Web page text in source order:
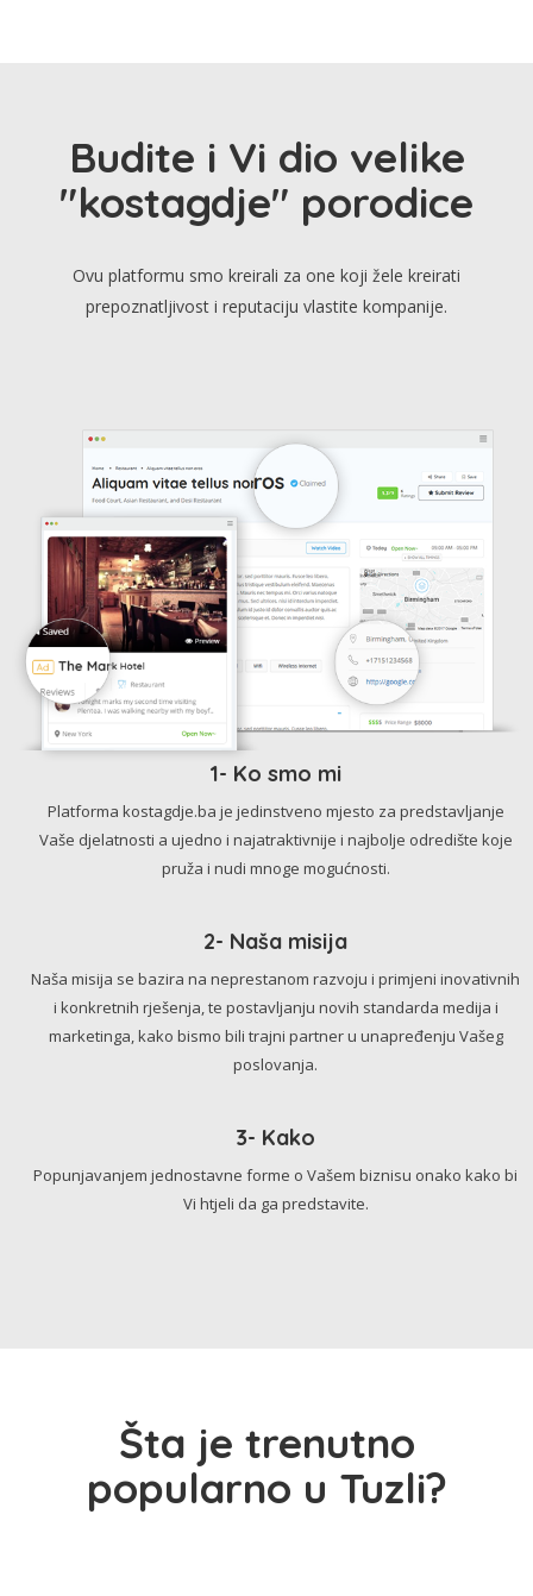
Budite i Vi dio velike
"kostagdje" porodice
Ovu platformu smo kreirali za one koji žele kreirati
prepoznatljivost i reputaciju vlastite kompanije.
1- Ko smo mi
Platforma kostagdje.ba je jedinstveno mjesto za predstavljanje
Vaše djelatnosti a ujedno i najatraktivnije i najbolje odredište koje
pruža i nudi mnoge mogućnosti.
2- Naša misija
Naša misija se bazira na neprestanom razvoju i primjeni inovativnih
i konkretnih rješenja, te postavljanju novih standarda medija i
marketinga, kako bismo bili trajni partner u unapređenju Vašeg
poslovanja.
3- Kako
Popunjavanjem jednostavne forme o Vašem biznisu onako kako bi
Vi htjeli da ga predstavite.
Šta je trenutno
popularno u Tuzli?